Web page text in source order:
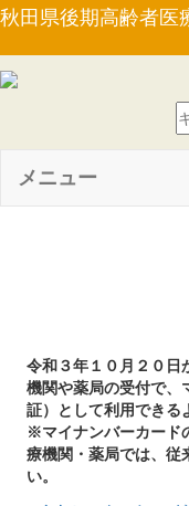
秋田県後期高齢者医
メニュー
令和３年１０月２０日
機関や薬局の受付で、
証）として利用できる
※マイナンバーカード
療機関・薬局では、従
い。